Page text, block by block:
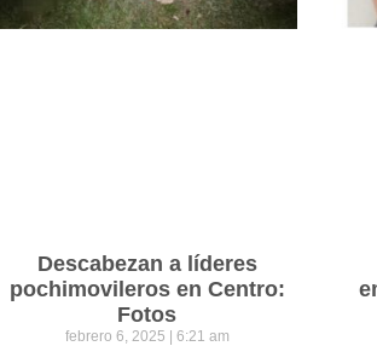
Descabezan a líderes
pochimovileros en Centro:
Fotos
febrero 6, 2025 6:21 am